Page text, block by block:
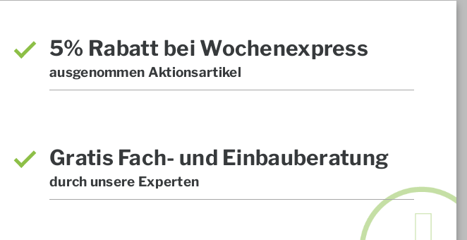
5% Rabatt bei Wochenexpress
ausgenommen Aktionsartikel
Gratis Fach- und Einbauberatung
durch unsere Experten